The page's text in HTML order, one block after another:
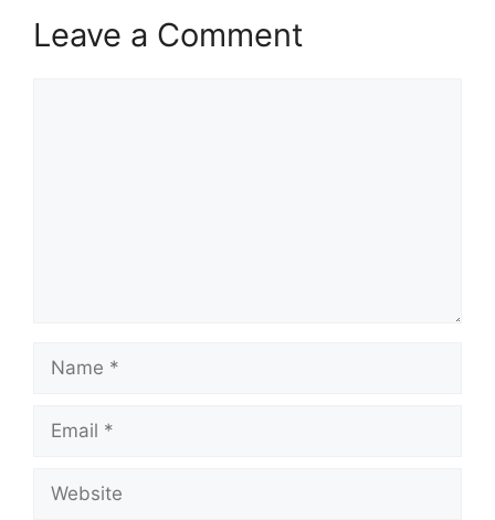
Leave a Comment
Name
Email
Website